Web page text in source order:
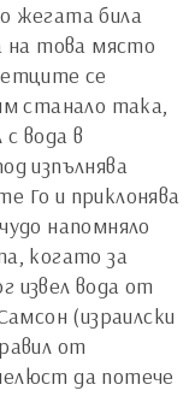
жегата била
на това място
се
станало така,
вода в
изпълнява
Го и приклонява
напомняло
когато за
извел вода от
(израилски
от
да потече